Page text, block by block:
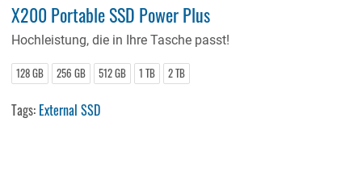
X200 Portable SSD Power Plus
Hochleistung, die in Ihre Tasche passt!
128 GB 256 GB 512 GB 1 TB 2 TB
Tags: External SSD